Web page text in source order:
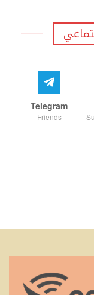
Telegram
Friends